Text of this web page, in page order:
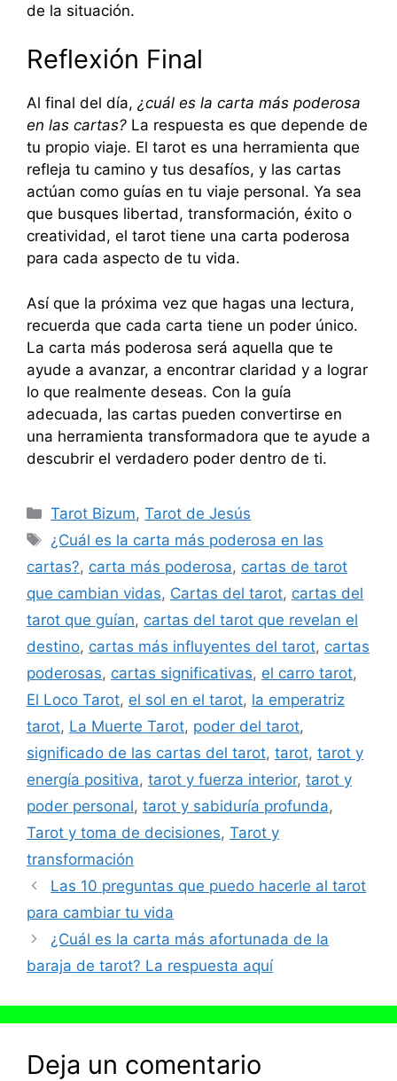
de la situación.
Reflexión Final
Al final del día, ¿cuál es la carta más poderosa
en las cartas? La respuesta es que depende de
tu propio viaje. El tarot es una herramienta que
refleja tu camino y tus desafíos, y las cartas
actúan como guías en tu viaje personal. Ya sea
que busques libertad, transformación, éxito o
creatividad, el tarot tiene una carta poderosa
para cada aspecto de tu vida.
Así que la próxima vez que hagas una lectura,
recuerda que cada carta tiene un poder único.
La carta más poderosa será aquella que te
ayude a avanzar, a encontrar claridad y a lograr
lo que realmente deseas. Con la guía
adecuada, las cartas pueden convertirse en
una herramienta transformadora que te ayude a
descubrir el verdadero poder dentro de ti.
Categorías
Tarot Bizum,Tarot de Jesús
Etiquetas
¿Cuál es la carta más poderosa en las
cartas?, carta más poderosa, cartas de tarot
que cambian vidas, Cartas del tarot, cartas del
tarot que guían, cartas del tarot que revelan el
destino, cartas más influyentes del tarot, cartas
poderosas, cartas significativas, el carro tarot,
El Loco Tarot, el sol en el tarot, la emperatriz
tarot, La Muerte Tarot, poder del tarot,
significado de las cartas del tarot, tarot, tarot y
energía positiva, tarot y fuerza interior, tarot y
poder personal, tarot y sabiduría profunda,
Tarot y toma de decisiones, Tarot y
transformación
Las 10 preguntas que puedo hacerle al tarot
para cambiar tu vida
¿Cuál es la carta más afortunada de la
baraja de tarot? La respuesta aquí
Deja un comentario